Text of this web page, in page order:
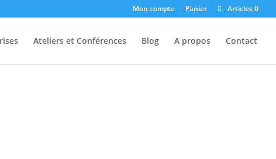
Mon compte Panier Articles 0
Ateliers et Conférences Blog A propos Contact